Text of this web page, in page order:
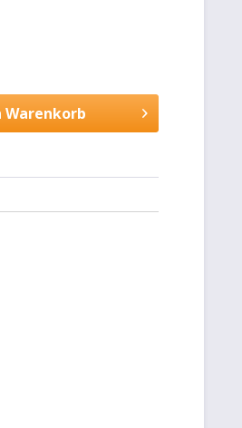
Warenkorb